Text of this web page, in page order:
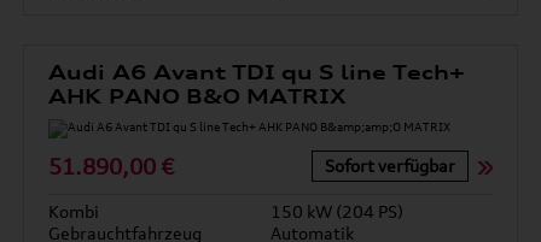
Audi A6 Avant TDI qu S line Tech+
AHK PANO B&O MATRIX
51.890,00 € Sofort verfügbar
Kombi
150 kW (204 PS)
Gebrauchtfahrzeug
Automatik